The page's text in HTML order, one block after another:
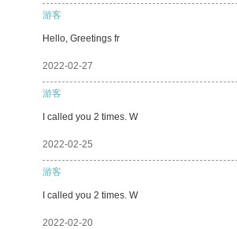
游客
Hello, Greetings fr
2022-02-27
游客
I called you 2 times. W
2022-02-25
游客
I called you 2 times. W
2022-02-20